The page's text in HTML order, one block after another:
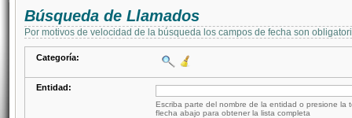
Búsqueda de Llamados
Por motivos de velocidad de la búsqueda los campos de fecha son
Categoría:
Entidad:
Escriba parte del nombre de la entidad o presione la
flecha abajo para obtener la lista completa